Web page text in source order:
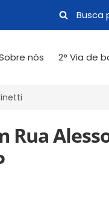
nós 2° Via de
Rua